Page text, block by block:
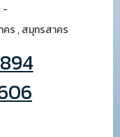
-
คร , สมุทรสาคร